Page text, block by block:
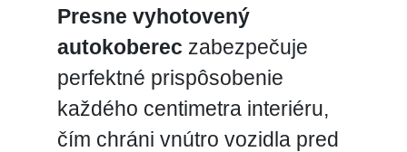
Presne vyhotovený
autokoberec zabezpečuje
perfektné prispôsobenie
každého centimetra interiéru,
čím chráni vnútro vozidla pred